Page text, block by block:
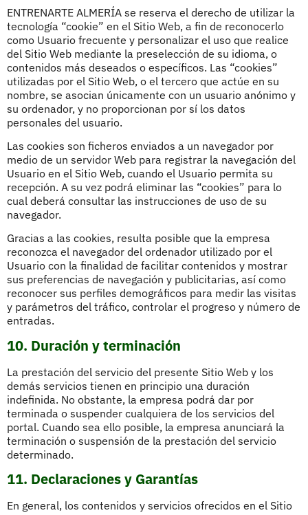
ENTRENARTE ALMERÍA se reserva el derecho de utilizar la
tecnología “cookie” en el Sitio Web, a fin de reconocerlo
como Usuario frecuente y personalizar el uso que realice
del Sitio Web mediante la preselección de su idioma, o
contenidos más deseados o específicos. Las “cookies”
utilizadas por el Sitio Web, o el tercero que actúe en su
nombre, se asocian únicamente con un usuario anónimo y
su ordenador, y no proporcionan por sí los datos
personales del usuario.
Las cookies son ficheros enviados a un navegador por
medio de un servidor Web para registrar la navegación del
Usuario en el Sitio Web, cuando el Usuario permita su
recepción. A su vez podrá eliminar las “cookies” para lo
cual deberá consultar las instrucciones de uso de su
navegador.
Gracias a las cookies, resulta posible que la empresa
reconozca el navegador del ordenador utilizado por el
Usuario con la finalidad de facilitar contenidos y mostrar
sus preferencias de navegación y publicitarias, así como
reconocer sus perfiles demográficos para medir las visitas
y parámetros del tráfico, controlar el progreso y número de
entradas.
10. Duración y terminación
La prestación del servicio del presente Sitio Web y los
demás servicios tienen en principio una duración
indefinida. No obstante, la empresa podrá dar por
terminada o suspender cualquiera de los servicios del
portal. Cuando sea ello posible, la empresa anunciará la
terminación o suspensión de la prestación del servicio
determinado.
11. Declaraciones y Garantías
En general, los contenidos y servicios ofrecidos en el Sitio